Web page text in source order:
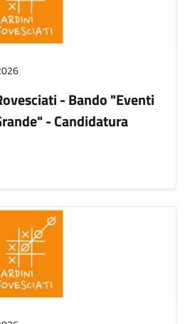
- Bando "Eventi
- Candidatura